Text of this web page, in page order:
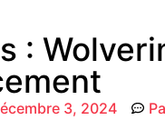
:
3, 2024